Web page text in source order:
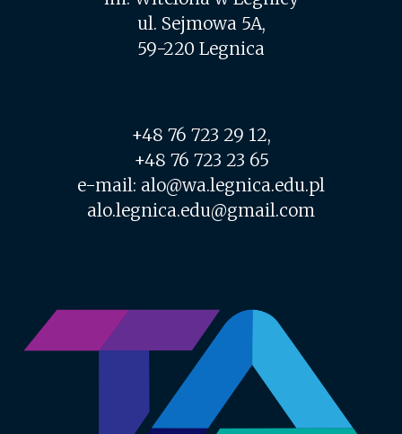
ul. Sejmowa 5A,
59-220 Legnica
+48 76 723 29 12,
+48 76 723 23 65
e-mail: alo@wa.legnica.edu.pl
alo.legnica.edu@gmail.com